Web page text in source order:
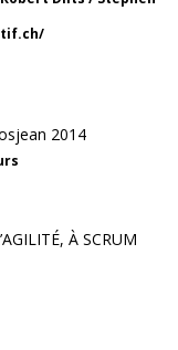
À SCRUM